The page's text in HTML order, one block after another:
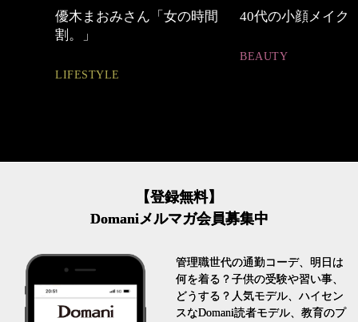
優木まおみさん「女の時間
割。」
LIFESTYLE
40代の小顔メイク
BEAUTY
【登録無料】
Domaniメルマガ会員募集中
管理職世代の通勤コーデ、明日は
何を着る？子供の受験や習い事、
どうする？人気モデル、ハイセン
スなDomani読者モデル、教育のプ